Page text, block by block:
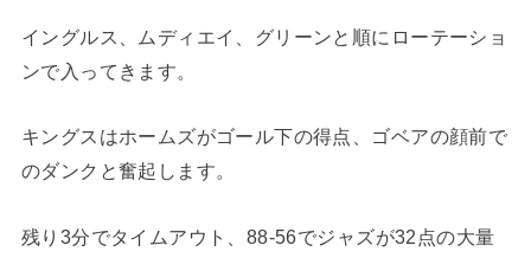
イングルス、ムディエイ、グリーンと順にローテーショ
ンで入ってきます。
キングスはホームズがゴール下の得点、ゴベアの顔前で
のダンクと奮起します。
残り3分でタイムアウト、88-56でジャズが32点の大量